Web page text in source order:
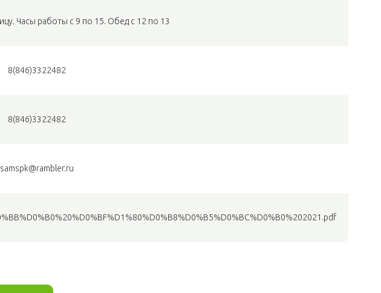
Часы работы с 9 по 15. Обед с 12 по 13
8(846)3322482
8(846)3322482
samspk@rambler.ru